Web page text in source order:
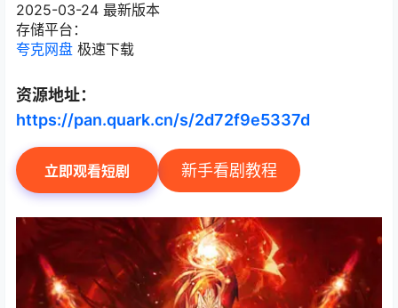
2025-03-24 最新版本
存储平台：
夸克网盘 极速下载
资源地址：
https://pan.quark.cn/s/2d72f9e5337d
立即观看短剧 新手看剧教程